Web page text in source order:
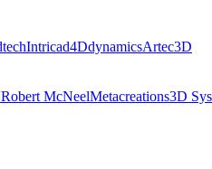
Intricad4DdynamicsArtec3D
Robert McNeelMetacreations3D